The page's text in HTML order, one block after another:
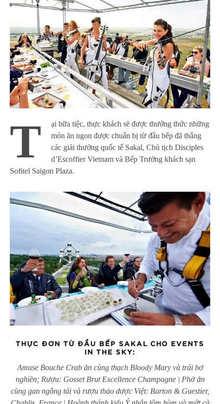
T
ại bữa tiệc, thực khách sẽ được thưởng thức những
món ăn ngon được chuẩn bị từ đầu bếp đã thắng
các giải thưởng quốc tế Sakal, Chủ tịch Disciples
d’Escoffier Vietnam và Bếp Trưởng khách sạn
Sofitel Saigon Plaza.
THỰC ĐƠN TỪ ĐẦU BẾP SAKAL CHO EVENTS
IN THE SKY:
Amuse Bouche Crab ăn cùng thạch Bloody Mary và trái bơ
nghiền; Rượu: Gosset Brut Excellence Champagne | Phở ăn
cùng gan ngỗng tái và rượu thảo dược Việt: Barton & Guestier,